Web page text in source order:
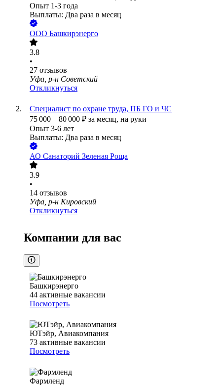
Опыт 1-3 года
Выплаты: Два раза в месяц
ООО Башкирэнерго
3.8
•
27 отзывов
Уфа, р-н Советский
Откликнуться
Специалист по охране труда, ПБ ГО и ЧС
75 000 – 80 000 ₽ за месяц, на руки
Опыт 3-6 лет
Выплаты: Два раза в месяц
АО Санаторий Зеленая Роща
3.9
•
14 отзывов
Уфа, р-н Кировский
Откликнуться
Компании для вас
Башкирэнерго
44 активные вакансии
Посмотреть
ЮТэйр, Авиакомпания
73 активные вакансии
Посмотреть
Фармленд